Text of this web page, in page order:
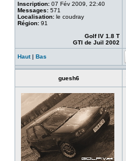
Inscription: 07 Fév 2009, 22:40
Messages: 571
Localisation: le coudray
Région: 91
Golf IV 1.8 T
GTI de Juil 2002
Haut| Bas
guesh6